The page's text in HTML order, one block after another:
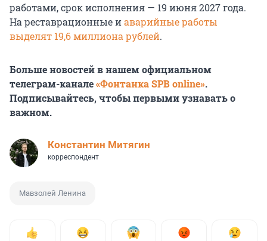
работами, срок исполнения — 19 июня 2027 года.
На реставрационные иаварийные работы
выделят 19,6 миллиона рублей.
Больше новостей в нашем официальном
телеграм-канале«Фонтанка SPB online».
Подписывайтесь, чтобы первыми узнавать о
важном.
Константин Митягин
корреспондент
Мавзолей Ленина